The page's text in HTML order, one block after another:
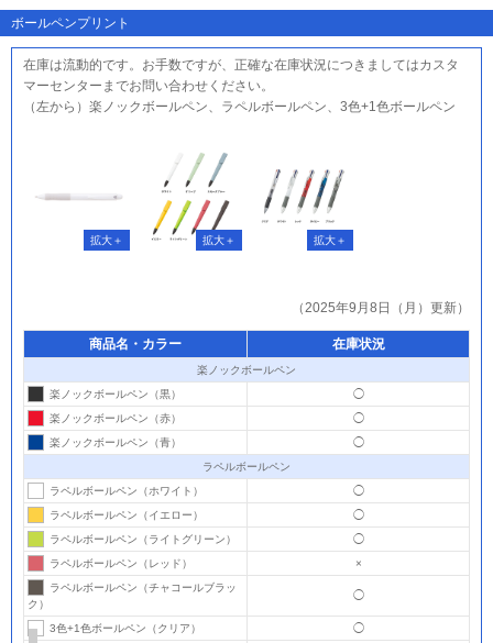
ボールペンプリント
在庫は流動的です。お手数ですが、正確な在庫状況につきましてはカスタ
マーセンターまでお問い合わせください。
（左から）楽ノックボールペン、ラペルボールペン、3色+1色ボールペン
（2025年9月8日（月）更新）
商品名・カラー 在庫状況
楽ノックボールペン
楽ノックボールペン（黒）
◯
楽ノックボールペン（赤）
◯
楽ノックボールペン（青）
◯
ラペルボールペン
ラペルボールペン（ホワイト）
◯
ラペルボールペン（イエロー）
◯
ラペルボールペン（ライトグリーン）
◯
ラペルボールペン（レッド）
×
ラペルボールペン（チャコールブラッ
ク）
◯
3色+1色ボールペン（クリア） ◯